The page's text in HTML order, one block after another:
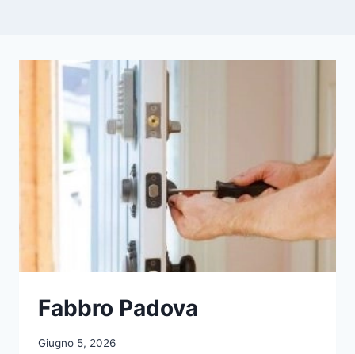
Fabbro Padova
Giugno 5, 2026